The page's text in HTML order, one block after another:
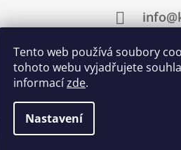
Tento web používá soubory
tohoto webu vyjadřujete
informacízde.
Nastavení
Instagram
vyhrazena.Upravit nastavení cookies